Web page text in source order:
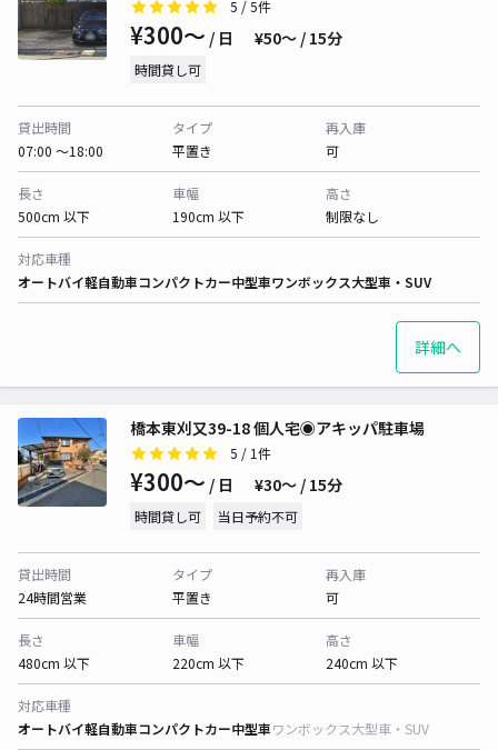
5 / 5件
¥300〜 / 日 ¥50〜 / 15分
時間貸し可
貸出時間
07:00 〜18:00
タイプ
平置き
再入庫
可
長さ
500cm 以下
車幅
190cm 以下
高さ
制限なし
対応車種
オートバイ軽自動車コンパクトカー中型車ワンボックス大型車・SUV
詳細へ
橋本東刈又39-18 個人宅◉アキッパ駐車場
5 / 1件
¥300〜 / 日 ¥30〜 / 15分
時間貸し可 当日予約不可
貸出時間
24時間営業
タイプ
平置き
再入庫
可
長さ
480cm 以下
車幅
220cm 以下
高さ
240cm 以下
対応車種
オートバイ軽自動車コンパクトカー中型車ワンボックス大型車・SUV